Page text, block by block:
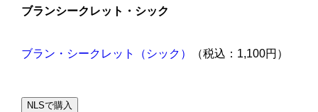
ブランシークレット・シック
ブラン・シークレット（シック） （税込：1,100円）
NLSで購入